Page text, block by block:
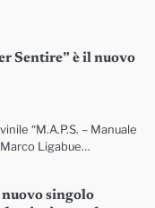
Sentire” è il nuovo
“M.A.P.S. – Manuale
Ligabue…
singolo